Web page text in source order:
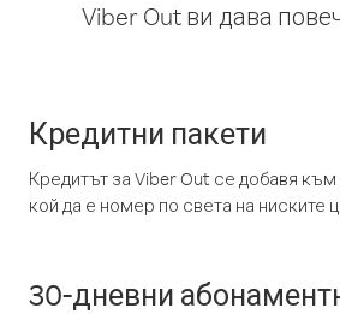
Viber Out ви дава
Кредитни пакети
Кредитът за Viber Out се добавя
кой да е номер по света на ниските
30-дневни